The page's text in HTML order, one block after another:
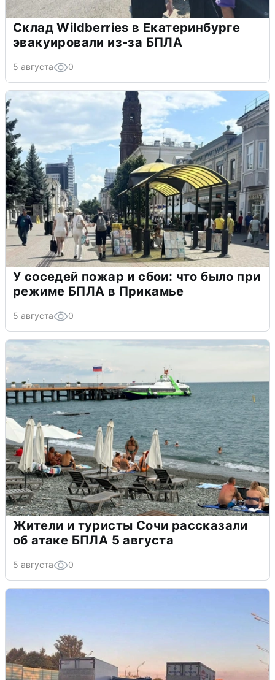
Склад Wildberries в Екатеринбурге
эвакуировали из-за БПЛА
5 августа 0
У соседей пожар и сбои: что было при
режиме БПЛА в Прикамье
5 августа 0
Жители и туристы Сочи рассказали
об атаке БПЛА 5 августа
5 августа 0